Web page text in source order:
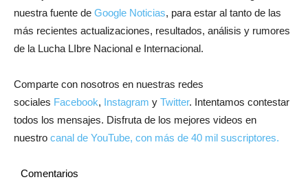
nuestra fuente de Google Noticias, para estar al tanto de las
más recientes actualizaciones, resultados, análisis y rumores
de la Lucha LIbre Nacional e Internacional.
Comparte con nosotros en nuestras redes
sociales Facebook, Instagram y Twitter. Intentamos contestar
todos los mensajes. Disfruta de los mejores videos en
nuestro canal de YouTube, con más de 40 mil suscriptores.
Comentarios